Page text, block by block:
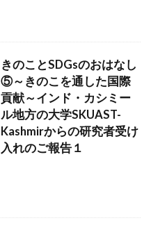
きのことSDGsのおはなし
⑤～きのこを通した国際
貢献～インド・カシミー
ル地方の大学SKUAST-
Kashmirからの研究者受け
入れのご報告１